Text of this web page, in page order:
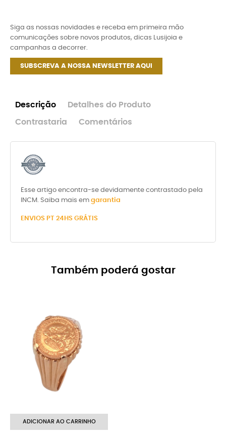
Siga as nossas novidades e receba em primeira mão
comunicações sobre novos produtos, dicas Lusijoia e
campanhas a decorrer.
SUBSCREVA A NOSSA NEWSLETTER AQUI
Descrição Detalhes do Produto
Contrastaria Comentários
Esse artigo encontra-se devidamente contrastado pela
INCM. Saiba mais em garantia
ENVIOS PT 24HS GRÁTIS
Também poderá gostar
ADICIONAR AO CARRINHO